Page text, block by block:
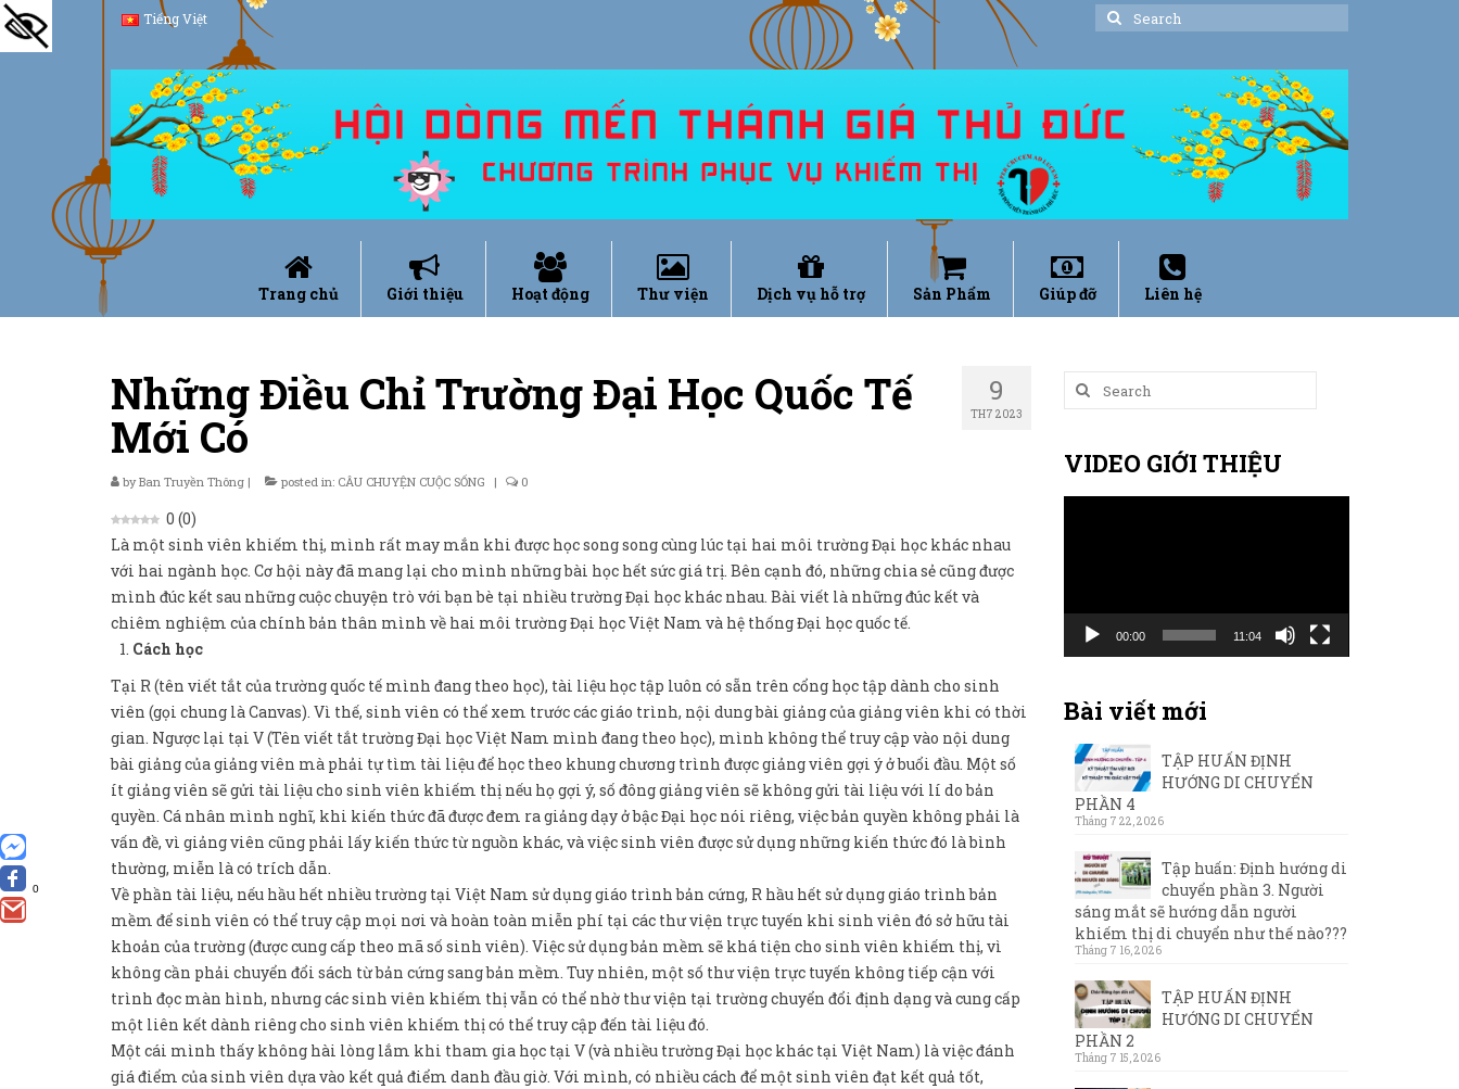
0
Tiếng Việt
Search
Trang chủ Giới thiệu Hoạt động Thư viện Dịch vụ hỗ trợ Sản Phẩm Giúp đỡ Liên hệ
9
TH7 2023
Những Điều Chỉ Trường Đại Học Quốc Tế
Mới Có
byBan Truyền Thông | posted in: CÂU CHUYỆN CUỘC SỐNG | 0
0 (0)
Là một sinh viên khiếm thị, mình rất may mắn khi được học song song cùng lúc tại hai môi trường Đại học khác nhau
với hai ngành học. Cơ hội này đã mang lại cho mình những bài học hết sức giá trị. Bên cạnh đó, những chia sẻ cũng được
mình đúc kết sau những cuộc chuyện trò với bạn bè tại nhiều trường Đại học khác nhau. Bài viết là những đúc kết và
chiêm nghiệm của chính bản thân mình về hai môi trường Đại học Việt Nam và hệ thống Đại học quốc tế.
Cách học
Tại R (tên viết tắt của trường quốc tế mình đang theo học), tài liệu học tập luôn có sẵn trên cổng học tập dành cho sinh
viên (gọi chung là Canvas). Vì thế, sinh viên có thể xem trước các giáo trình, nội dung bài giảng của giảng viên khi có thời
gian. Ngược lại tại V (Tên viết tắt trường Đại học Việt Nam mình đang theo học), mình không thể truy cập vào nội dung
bài giảng của giảng viên mà phải tự tìm tài liệu để học theo khung chương trình được giảng viên gợi ý ở buổi đầu. Một số
ít giảng viên sẽ gửi tài liệu cho sinh viên khiếm thị nếu họ gợi ý, số đông giảng viên sẽ không gửi tài liệu với lí do bản
quyền. Cá nhân mình nghĩ, khi kiến thức đã được đem ra giảng dạy ở bậc Đại học nói riêng, việc bản quyền không phải là
vấn đề, vì giảng viên cũng phải lấy kiến thức từ nguồn khác, và việc sinh viên được sử dụng những kiến thức đó là bình
thường, miễn là có trích dẫn.
Về phần tài liệu, nếu hầu hết nhiều trường tại Việt Nam sử dụng giáo trình bản cứng, R hầu hết sử dụng giáo trình bản
mềm để sinh viên có thể truy cập mọi nơi và hoàn toàn miễn phí tại các thư viện trực tuyến khi sinh viên đó sở hữu tài
khoản của trường (được cung cấp theo mã số sinh viên). Việc sử dụng bản mềm sẽ khá tiện cho sinh viên khiếm thị, vì
không cần phải chuyển đổi sách từ bản cứng sang bản mềm. Tuy nhiên, một số thư viện trực tuyến không tiếp cận với
trình đọc màn hình, nhưng các sinh viên khiếm thị vẫn có thể nhờ thư viện tại trường chuyển đổi định dạng và cung cấp
một liên kết dành riêng cho sinh viên khiếm thị có thể truy cập đến tài liệu đó.
Một cái mình thấy không hài lòng lắm khi tham gia học tại V (và nhiều trường Đại học khác tại Việt Nam) là việc đánh
giá điểm của sinh viên dựa vào kết quả điểm danh đầu giờ. Với mình, có nhiều cách để một sinh viên đạt kết quả tốt,
Search
for:
VIDEO GIỚI THIỆU
00:00 11:04
Bài viết mới
TẬP HUẤN ĐỊNH
HƯỚNG DI CHUYỂN
PHẦN 4
Tháng 7 22, 2026
Tập huấn: Định hướng di
chuyển phần 3. Người
sáng mắt sẽ hướng dẫn người
khiếm thị di chuyển như thế nào???
Tháng 7 16, 2026
TẬP HUẤN ĐỊNH
HƯỚNG DI CHUYỂN
PHẦN 2
Tháng 7 15, 2026